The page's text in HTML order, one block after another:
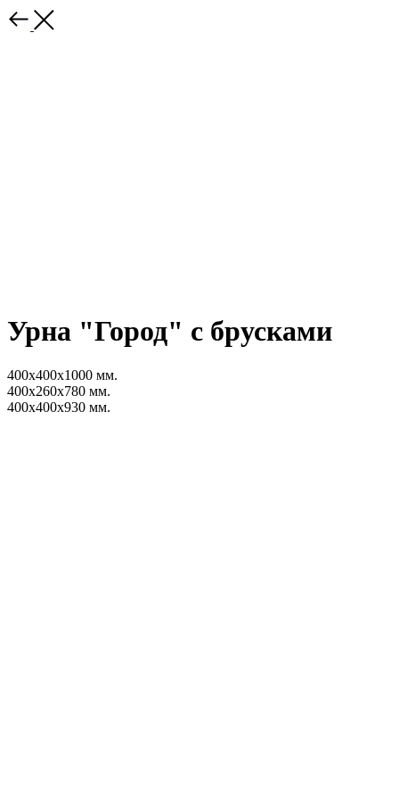
Урна "Город" с брусками
400x400x1000 мм.
400x260x780 мм.
400x400x930 мм.